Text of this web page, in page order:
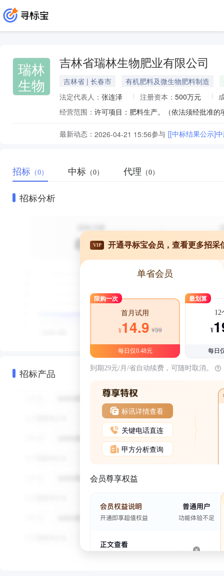
瑞林
生物
吉林省瑞林生物肥业有限公司
吉林省 | 长春市 有机肥料及微生物肥料制造
法定代表人： 张连泽 注册资本： 500万元
经营范围：
最新动态： 2026-04-21 15:56参与 [[中标结果公示]
招标 （0） 中标 （0） 代理 （0）
招标分析
招标产品
VIP 开通寻标宝会员，查看更多招采
单省会员
限购一次
首月试用
¥14.9 ¥39
每日仅0.48元
最划算
12
¥
每日
到期29元/月/省自动续费，可随时取消。
标讯详情查看
关键电话直连
甲方分析查询
会员尊享权益